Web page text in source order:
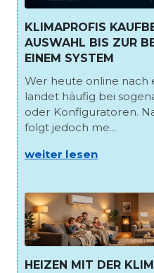
KLIMAPROFIS
AUSWAHL BIS ZUR
EINEM SYSTEM
Wer heute online nach
landet häufig bei
oder Konfiguratoren.
folgt jedoch me...
weiter lesen
HEIZEN MIT DER